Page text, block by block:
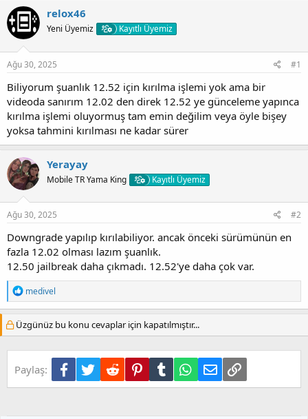
relox46
Yeni Üyemiz Kayıtlı Üyemiz
Ağu 30, 2025 #1
Biliyorum şuanlık 12.52 için kırılma işlemi yok ama bir
videoda sanırım 12.02 den direk 12.52 ye günceleme yapınca
kırılma işlemi oluyormuş tam emin değilim veya öyle bişey
yoksa tahmini kırılması ne kadar sürer
Yerayay
Mobile TR Yama King Kayıtlı Üyemiz
Ağu 30, 2025 #2
Downgrade yapılıp kırılabiliyor. ancak önceki sürümünün en
fazla 12.02 olması lazım şuanlık.
12.50 jailbreak daha çıkmadı. 12.52'ye daha çok var.
T
e
p
k
i
r
:
medivel
Üzgünüz bu konu cevaplar için kapatılmıştır...
Paylaş: Facebook
TwitterReddit PinterestTumblr WhatsApp
E-postaLink